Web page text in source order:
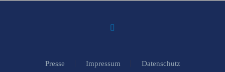
Presse Impressum
Datenschutz